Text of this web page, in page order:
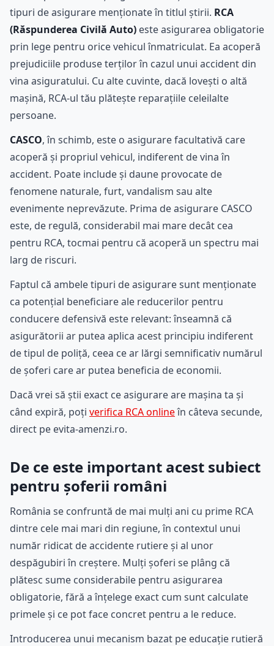
tipuri de asigurare menționate în titlul știrii. RCA
(Răspunderea Civilă Auto) este asigurarea obligatorie
prin lege pentru orice vehicul înmatriculat. Ea acoperă
prejudiciile produse terților în cazul unui accident din
vina asiguratului. Cu alte cuvinte, dacă lovești o altă
mașină, RCA-ul tău plătește reparațiile celeilalte
persoane.
CASCO, în schimb, este o asigurare facultativă care
acoperă și propriul vehicul, indiferent de vina în
accident. Poate include și daune provocate de
fenomene naturale, furt, vandalism sau alte
evenimente neprevăzute. Prima de asigurare CASCO
este, de regulă, considerabil mai mare decât cea
pentru RCA, tocmai pentru că acoperă un spectru mai
larg de riscuri.
Faptul că ambele tipuri de asigurare sunt menționate
ca potențial beneficiare ale reducerilor pentru
conducere defensivă este relevant: înseamnă că
asigurătorii ar putea aplica acest principiu indiferent
de tipul de poliță, ceea ce ar lărgi semnificativ numărul
de șoferi care ar putea beneficia de economii.
Dacă vrei să știi exact ce asigurare are mașina ta și
când expiră, poți verifica RCA onlineîn câteva secunde,
direct pe evita-amenzi.ro.
De ce este important acest subiect
pentru șoferii români
România se confruntă de mai mulți ani cu prime RCA
dintre cele mai mari din regiune, în contextul unui
număr ridicat de accidente rutiere și al unor
despăgubiri în creștere. Mulți șoferi se plâng că
plătesc sume considerabile pentru asigurarea
obligatorie, fără a înțelege exact cum sunt calculate
primele și ce pot face concret pentru a le reduce.
Introducerea unui mecanism bazat pe educație rutieră